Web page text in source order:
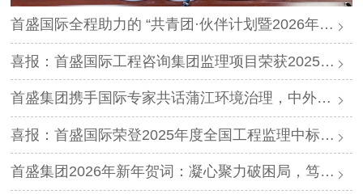
首盛国际全程助力的 “共青团·伙伴计划暨2026年迪庆轻风计划夏令营”圆满落幕
喜报：首盛国际工程咨询集团监理项目荣获2025年度“四川省优质机电安装工程”
首盛集团携手国际专家共话蒲江环境治理，中外智慧赋能生态升级
喜报：首盛国际荣登2025年度全国工程监理中标排行榜第三名
首盛集团2026年新年贺词：凝心聚力破困局，笃行实干启新程